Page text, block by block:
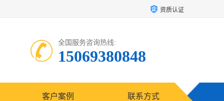
资质认证
全国服务咨询热线:
15069380848
客户案例 联系方式